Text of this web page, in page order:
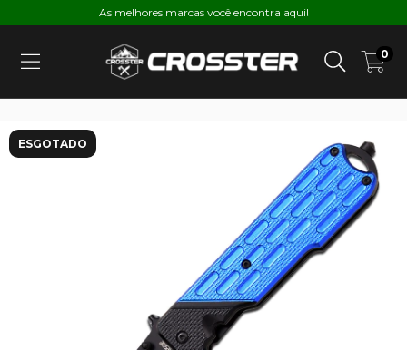
As melhores marcas você encontra aqui!
0
ESGOTADO